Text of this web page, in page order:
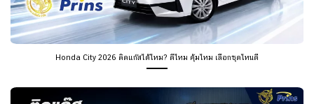
Honda City 2026 ติดแก๊สได้ไหม? ดีไหม คุ้มไหม เลือกชุดไหนดี